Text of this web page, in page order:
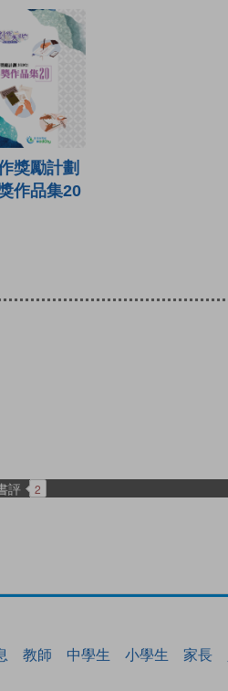
獎勵計劃
作品集20
評 2
教師 中學生 小學生 家長